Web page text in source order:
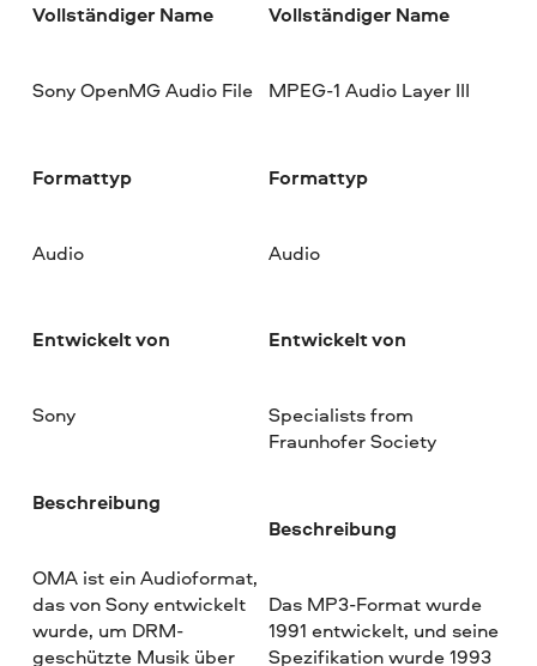
Vollständiger Name
Sony OpenMG Audio File
Formattyp
Audio
Entwickelt von
Sony
Beschreibung
OMA ist ein Audioformat,
das von Sony entwickelt
wurde, um DRM-
geschützte Musik über
Vollständiger Name
MPEG-1 Audio Layer III
Formattyp
Audio
Entwickelt von
Specialists from
Fraunhofer Society
Beschreibung
Das MP3-Format wurde
1991 entwickelt, und seine
Spezifikation wurde 1993